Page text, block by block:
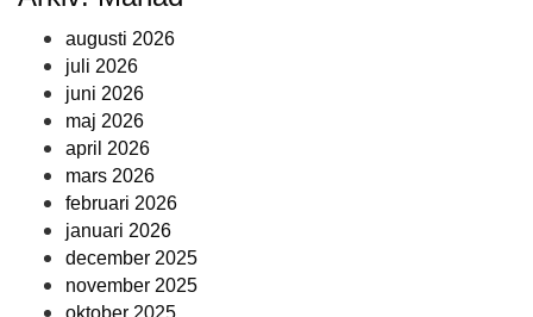
augusti 2026
juli 2026
juni 2026
maj 2026
april 2026
mars 2026
februari 2026
januari 2026
december 2025
november 2025